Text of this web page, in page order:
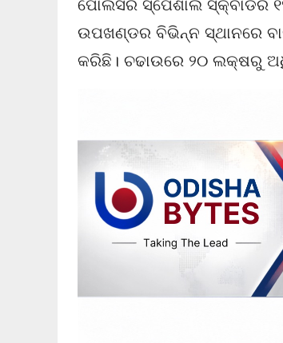
ପୋଲିସର ସ୍ପେଶାଲ ସ୍କ୍ବାଡର
ଉପଖଣ୍ଡର ବିଭିନ୍ନ ସ୍ଥାନରେ
କରିଛି। ଚଢାଉରେ ୨୦ ଲକ୍ଷରୁ